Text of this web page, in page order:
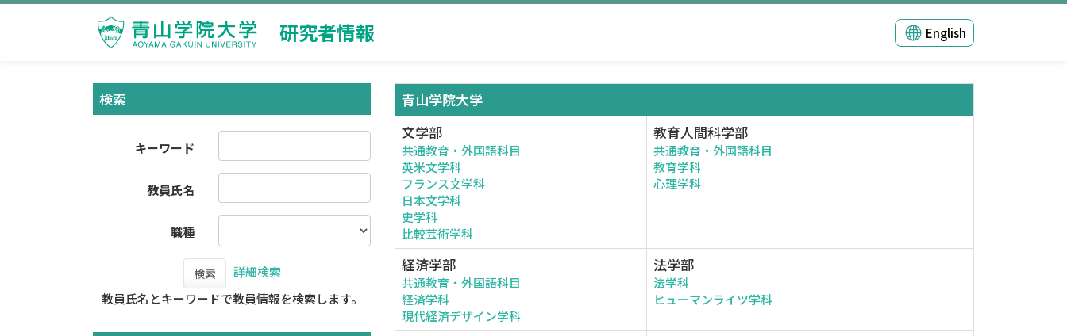
研究者情報 English
検索
キーワード
教員氏名
職種
検索
詳細検索
教員氏名とキーワードで教員情報を検索します。
青山学院大学
文学部
共通教育・外国語科目
英米文学科
フランス文学科
日本文学科
史学科
比較芸術学科
教育人間科学部
共通教育・外国語科目
教育学科
心理学科
経済学部
共通教育・外国語科目
経済学科
現代経済デザイン学科
法学部
法学科
ヒューマンライツ学科